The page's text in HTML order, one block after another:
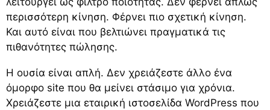
περισσότερη κίνηση. Φέρνει πιο σχετική κίνηση.
Και αυτό είναι που βελτιώνει πραγματικά τις
πιθανότητες πώλησης.
Η ουσία είναι απλή. Δεν χρειάζεστε άλλο ένα
όμορφο site που θα μείνει στάσιμο για χρόνια.
Χρειάζεστε μια εταιρική ιστοσελίδα WordPress που